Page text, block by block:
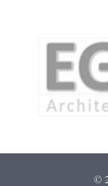
©